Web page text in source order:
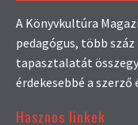
A Könyvkultúra
pedagógus, több
tapasztalatát
érdekesebbé a
Hasznos linkek